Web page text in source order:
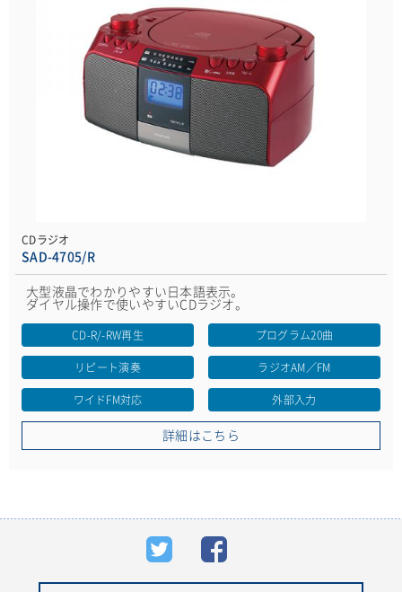
CDラジオ
SAD-4705/R
大型液晶でわかりやすい日本語表示。
ダイヤル操作で使いやすいCDラジオ。
CD-R/-RW再生 プログラム20曲
リピート演奏 ラジオAM／FM
ワイドFM対応 外部入力
詳細はこちら